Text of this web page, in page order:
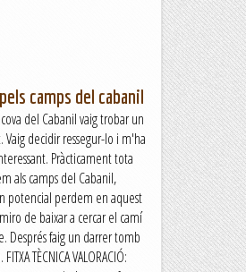
camps del cabanil
del Cabanil vaig trobar un
Vaig decidir ressegur-lo i m'ha
Pràcticament tota
als camps del Cabanil,
potencial perdem en aquest
de baixar a cercar el camí
Després faig un darrer tomb
TÈCNICA VALORACIÓ: